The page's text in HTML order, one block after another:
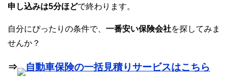
申し込みは5分ほどで終わります。
自分にぴったりの条件で、 一番安い保険会社を探してみま
せんか？
⇒ 自動車保険の一括見積りサービスはこちら